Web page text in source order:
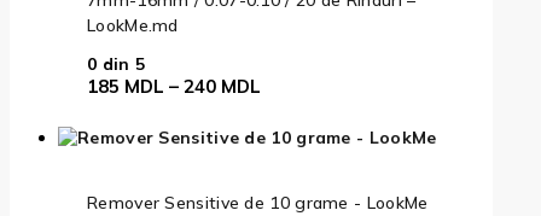
LookMe.md
0 din 5
185 MDL – 240 MDL
prețuri:
185 MDL
la
Remover Sensitive de 10 grame - LookMe